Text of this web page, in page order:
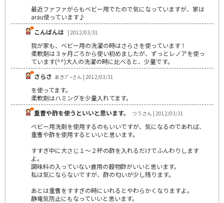
最近ファファがらもベビー用でたので気になっていますが、家は
arau使っています♪
こんばんは | 2012/03/31
我が家も、ベビー用の洗濯の時はさらさを使っています！
柔軟剤は３ヶ月ごろから使い初めましたが、ずっとレノアを使っ
ています(^^)大人の洗濯の時に比べると、少量です。
さらさ あきﾌﾟｰさん | 2012/03/31
を使ってます。
柔軟剤はハミングを少量入れてます。
重曹や酢を使うといいと思います。
つうさん | 2012/03/31
ベビー用洗剤を使用するのもいいですが、気になるのであれば、
重曹や酢を使用するといいと思います。
すすぎ中に大さじ１～２杯の酢を入れるだけでふんわりします
よ。
調味料の入っていない食用の穀物酢がいいと思います。
私は気にならないですが、酢の匂いが少し残ります。
あとは重曹をすすぎの時にいれるとやわらかくなりますよ。
静電気防止にもなっていいと思います。